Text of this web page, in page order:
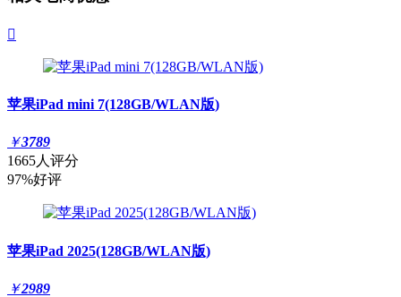

苹果iPad mini 7(128GB/WLAN版)
￥3789
1665人评分
97%好评
苹果iPad 2025(128GB/WLAN版)
￥2989